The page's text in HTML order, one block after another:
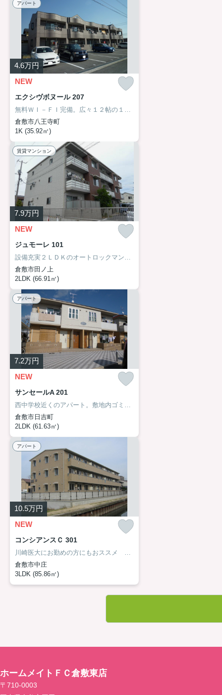
アパート
4.6万円
NEW
エクシヴボヌール 207
無料ＷＩ－ＦＩ完備。広々１２帖の１Ｋ、余裕のある間取りです。
倉敷市八王寺町
1K (35.92㎡)
賃貸マンション
7.9万円
NEW
ジュモーレ 101
設備充実２ＬＤＫのオートロックマンション。宅配ボックス完備。
倉敷市田ノ上
2LDK (66.91㎡)
アパート
7.2万円
NEW
サンセールA 201
西中学校近くのアパート。敷地内ゴミST・当番ありません。
倉敷市日吉町
2LDK (61.63㎡)
アパート
10.5万円
NEW
コンシアンスＣ 301
川崎医大にお勤めの方にもおススメ オートロック ネット無料
倉敷市中庄
3LDK (85.86㎡)
ホームメイトＦＣ倉敷東店
〒710-0003